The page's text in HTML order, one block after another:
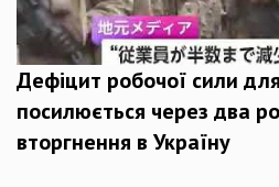
Дефіцит робочої сили для
посилюється через два
вторгнення в Україну